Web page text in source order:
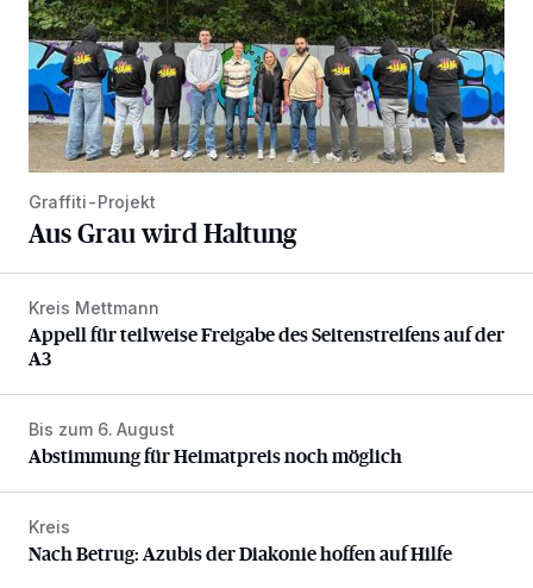
Graffiti-Projekt
Aus Grau wird Haltung
Appell für teilweise Freigabe des Seitenstreifens auf der A3
Kreis Mettmann
Appell für teilweise Freigabe des Seitenstreifens auf der
A3
Abstimmung für Heimatpreis noch möglich
Bis zum 6. August
Abstimmung für Heimatpreis noch möglich
Nach Betrug: Azubis der Diakonie hoffen auf Hilfe
Kreis
Nach Betrug: Azubis der Diakonie hoffen auf Hilfe